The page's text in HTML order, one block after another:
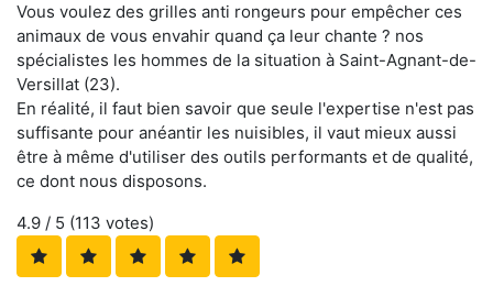
Vous voulez des grilles anti rongeurs pour empêcher ces
animaux de vous envahir quand ça leur chante ? nos
spécialistes les hommes de la situation à Saint-Agnant-de-
Versillat (23).
En réalité, il faut bien savoir que seule l'expertise n'est pas
suffisante pour anéantir les nuisibles, il vaut mieux aussi
être à même d'utiliser des outils performants et de qualité,
ce dont nous disposons.
4.9 / 5 (113 votes)